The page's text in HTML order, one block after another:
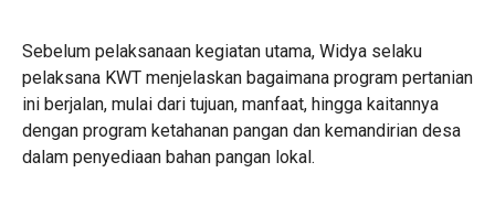
Sebelum pelaksanaan kegiatan utama, Widya selaku
pelaksana KWT menjelaskan bagaimana program pertanian
ini berjalan, mulai dari tujuan, manfaat, hingga kaitannya
dengan program ketahanan pangan dan kemandirian desa
dalam penyediaan bahan pangan lokal.